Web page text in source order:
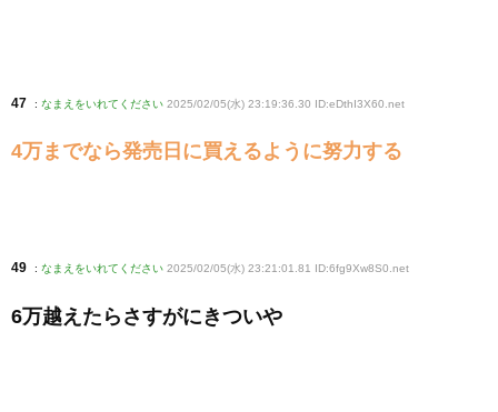
47 : なまえをいれてください 2025/02/05(水) 23:19:36.30 ID:eDthI3X60.net
4万までなら発売日に買えるように努力する
49 : なまえをいれてください 2025/02/05(水) 23:21:01.81 ID:6fg9Xw8S0.net
6万越えたらさすがにきついや